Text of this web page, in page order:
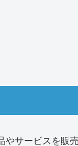
場環境認識を中